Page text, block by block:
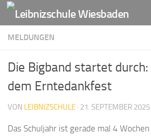
Zum Inhalt springen
MELDUNGEN
Die Bigband startet
dem Erntedankfest
VON LEIBNIZSCHULE · 21. SEPTEMBER 2025
Das Schuljahr ist gerade mal 4